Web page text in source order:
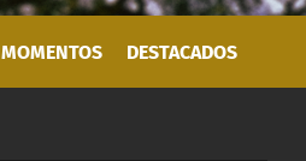
MOMENTOS DESTACADOS